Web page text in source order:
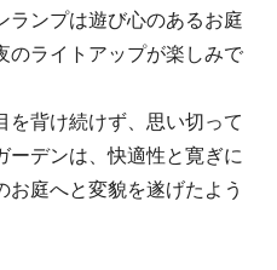
ランプは遊び心のあるお庭
のライトアップが楽しみで
背け続けず、思い切って
ーデンは、快適性と寛ぎに
庭へと変貌を遂げたよう